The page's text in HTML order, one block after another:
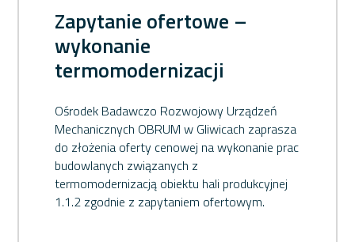
Zapytanie ofertowe –
wykonanie
termomodernizacji
Ośrodek Badawczo Rozwojowy Urządzeń
Mechanicznych OBRUM w Gliwicach zaprasza
do złożenia oferty cenowej na wykonanie prac
budowlanych związanych z
termomodernizacją obiektu hali produkcyjnej
1.1.2 zgodnie z zapytaniem ofertowym.